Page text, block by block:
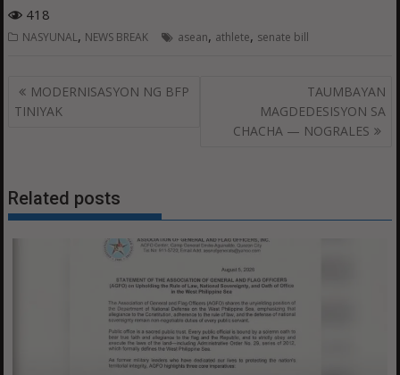
418
NASYUNAL, NEWS BREAK asean, athlete, senate bill
Post
navigation
MODERNISASYON NG BFP
TINIYAK
TAUMBAYAN
MAGDEDESISYON SA
CHACHA — NOGRALES
Related posts